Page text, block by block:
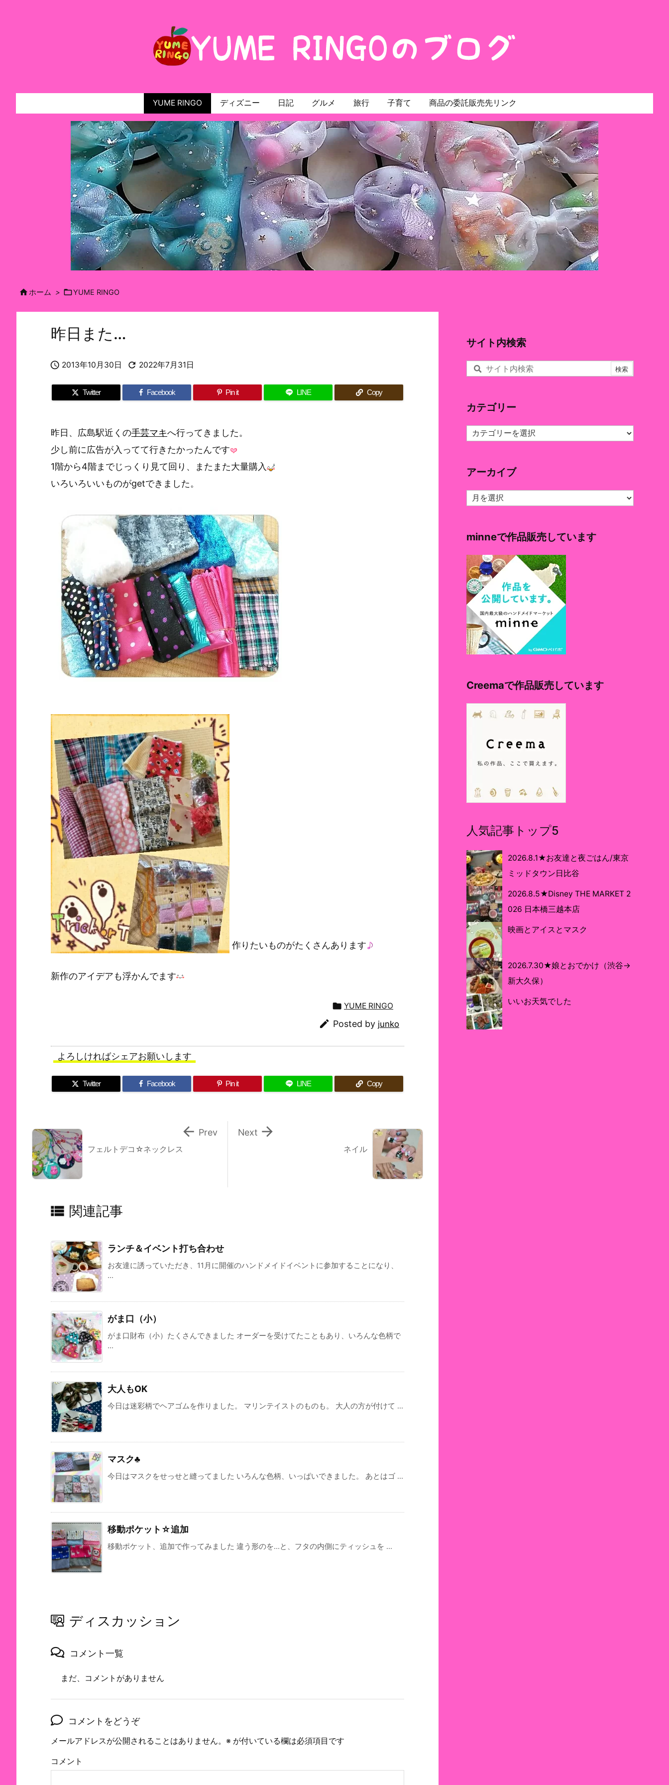
YUME RINGO ディズニー 日記 グルメ 旅行 子育て 商品の委託販売先リンク
ホーム > YUME RINGO
昨日また…
 2013年10月30日  2022年7月31日
Twitter Facebook Pin it LINE Copy
昨日、広島駅近くの手芸マキへ行ってきました。
少し前に広告が入ってて行きたかったんです
1階から4階までじっくり見て回り、またまた大量購入
いろいろいいものがgetできました。
作りたいものがたくさんあります
新作のアイデアも浮かんでます
 YUME RINGO
 Posted by junko
よろしければシェアお願いします
Twitter Facebook Pin it LINE Copy
ネイル

Next
フェルトデコ☆ネックレス
 Prev
 関連記事
ランチ＆イベント打ち合わせ
お友達に誘っていただき、11月に開催のハンドメイドイベントに参加することになり、
...
がま口（小）
がま口財布（小）たくさんできました オーダーを受けてたこともあり、いろんな色柄で
...
大人もOK
今日は迷彩柄でヘアゴムを作りました。 マリンテイストのものも。 大人の方が付けて ...
マスク♣
今日はマスクをせっせと縫ってました いろんな色柄、いっぱいできました。 あとはゴ ...
移動ポケット☆追加
移動ポケット、追加で作ってみました 違う形のを...と、フタの内側にティッシュを ...
ディスカッション
コメント一覧
まだ、コメントがありません
コメントをどうぞ
メールアドレスが公開されることはありません。 ※ が付いている欄は必須項目です
コメント
サイト内検索
カテゴリー
カ
テ
ー
アーカイブ
ア
ー
ブ
minneで作品販売しています
Creemaで作品販売しています
人気記事トップ5
2026.8.1★お友達と夜ごはん/東京
ミッドタウン日比谷
2026.8.5★Disney THE MARKET 2
026 日本橋三越本店
映画とアイスとマスク
2026.7.30★娘とおでかけ（渋谷→
新大久保）
いいお天気でした